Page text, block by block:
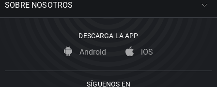
SOBRE NOSOTROS
DESCARGA LA APP
Android iOS
SÍGUENOS EN